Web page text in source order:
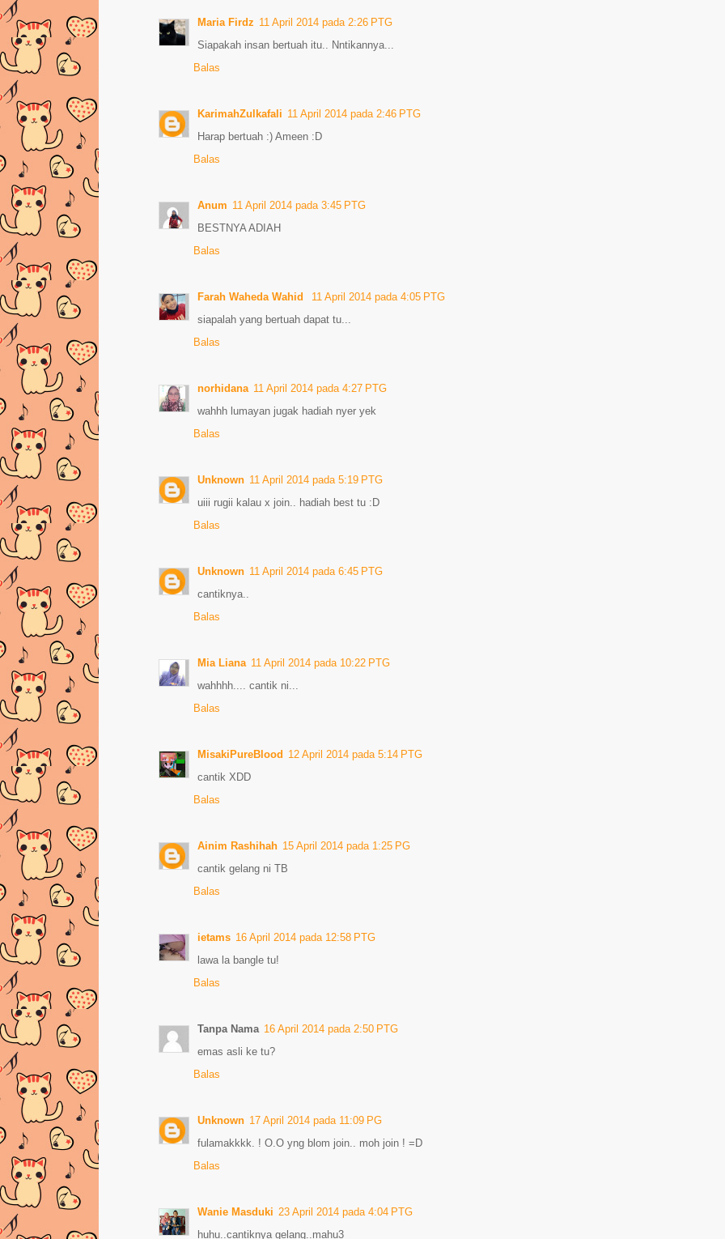
Maria Firdz 11 April 2014 pada 2:26 PTG
Siapakah insan bertuah itu.. Nntikannya...
Balas
KarimahZulkafali 11 April 2014 pada 2:46 PTG
Harap bertuah :) Ameen :D
Balas
Anum 11 April 2014 pada 3:45 PTG
BESTNYA ADIAH
Balas
Farah Waheda Wahid
11 April 2014 pada 4:05 PTG
siapalah yang bertuah dapat tu...
Balas
norhidana 11 April 2014 pada 4:27 PTG
wahhh lumayan jugak hadiah nyer yek
Balas
Unknown 11 April 2014 pada 5:19 PTG
uiii rugii kalau x join.. hadiah best tu :D
Balas
Unknown 11 April 2014 pada 6:45 PTG
cantiknya..
Balas
Mia Liana 11 April 2014 pada 10:22 PTG
wahhhh.... cantik ni...
Balas
MisakiPureBlood 12 April 2014 pada 5:14 PTG
cantik XDD
Balas
Ainim Rashihah 15 April 2014 pada 1:25 PG
cantik gelang ni TB
Balas
ietams 16 April 2014 pada 12:58 PTG
lawa la bangle tu!
Balas
Tanpa Nama 16 April 2014 pada 2:50 PTG
emas asli ke tu?
Balas
Unknown 17 April 2014 pada 11:09 PG
fulamakkkk. ! O.O yng blom join.. moh join ! =D
Balas
Wanie Masduki 23 April 2014 pada 4:04 PTG
huhu..cantiknya gelang..mahu3